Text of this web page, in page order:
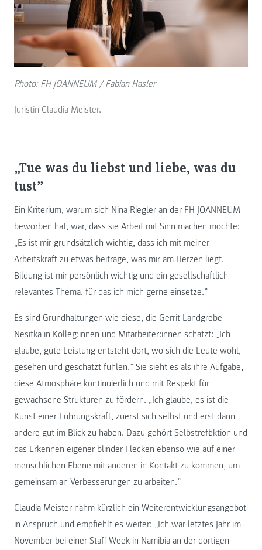
Photo: FH JOANNEUM / Fabian Hasler
Juristin Claudia Meister.
„Tue was du liebst und liebe, was du
tust”
Ein Kriterium, warum sich Nina Riegler an der FH JOANNEUM
beworben hat, war, dass sie Arbeit mit Sinn machen möchte:
„Es ist mir grundsätzlich wichtig, dass ich mit meiner
Arbeitskraft zu etwas beitrage, was mir am Herzen liegt.
Bildung ist mir persönlich wichtig und ein gesellschaftlich
relevantes Thema, für das ich mich gerne einsetze.”
Es sind Grundhaltungen wie diese, die Gerrit Landgrebe-
Nesitka in Kolleg:innen und Mitarbeiter:innen schätzt: „Ich
glaube, gute Leistung entsteht dort, wo sich die Leute wohl,
gesehen und geschätzt fühlen.” Sie sieht es als ihre Aufgabe,
diese Atmosphäre kontinuierlich und mit Respekt für
gewachsene Strukturen zu fördern. „Ich glaube, es ist die
Kunst einer Führungskraft, zuerst sich selbst und erst dann
andere gut im Blick zu haben. Dazu gehört Selbstreflektion und
das Erkennen eigener blinder Flecken ebenso wie auf einer
menschlichen Ebene mit anderen in Kontakt zu kommen, um
gemeinsam an Verbesserungen zu arbeiten.”
Claudia Meister nahm kürzlich ein Weiterentwicklungsangebot
in Anspruch und empfiehlt es weiter: „Ich war letztes Jahr im
November bei einer Staff Week in Namibia an der dortigen